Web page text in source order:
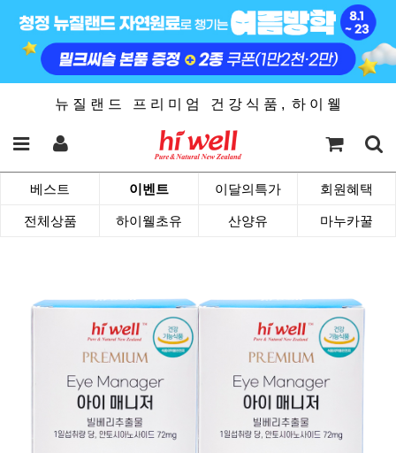
뉴 질 랜 드 프 리 미 엄 건 강 식 품 , 하 이 웰
베스트 이벤트 이달의특가 회원혜택
전체상품 하이웰초유 산양유 마누카꿀